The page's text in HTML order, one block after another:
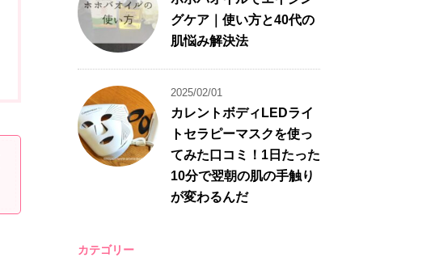
グケア｜使い方と40代の
肌悩み解決法
2025/02/01
カレントボディLEDライ
トセラピーマスクを使っ
てみた口コミ！1日たった
10分で翌朝の肌の手触り
が変わるんだ
カテゴリー